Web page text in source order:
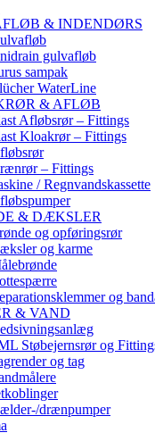
& INDENDØRS
gulvafløb
sampak
WaterLine
& AFLØB
Afløbsrør – Fittings
Kloakrør – Fittings
– Fittings
/ Regnvandskassette
& DÆKSLER
og opføringsrør
og karme
og
& VAND
Støbejernsrør og
og tag
drænpumper